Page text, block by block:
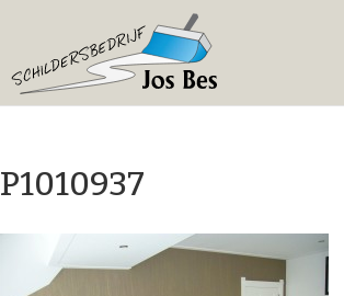
P1010937